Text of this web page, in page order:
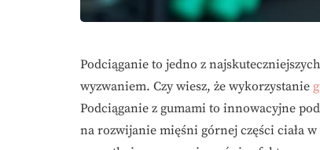
Podciąganie to jedno z
wyzwaniem. Czy wiesz, że wykorzystanie
Podciąganie z gumami to innowacyjne
na rozwijanie mięśni górnej części ciała